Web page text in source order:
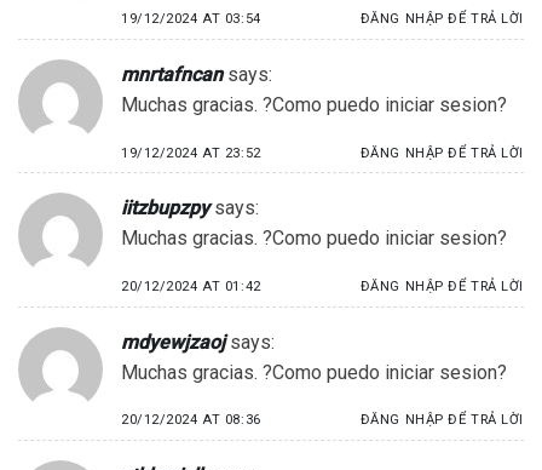
19/12/2024 AT 03:54 ĐĂNG NHẬP ĐỂ TRẢ LỜI
mnrtafncan says:
Muchas gracias. ?Como puedo iniciar sesion?
19/12/2024 AT 23:52 ĐĂNG NHẬP ĐỂ TRẢ LỜI
iitzbupzpy says:
Muchas gracias. ?Como puedo iniciar sesion?
20/12/2024 AT 01:42 ĐĂNG NHẬP ĐỂ TRẢ LỜI
mdyewjzaoj says:
Muchas gracias. ?Como puedo iniciar sesion?
20/12/2024 AT 08:36 ĐĂNG NHẬP ĐỂ TRẢ LỜI